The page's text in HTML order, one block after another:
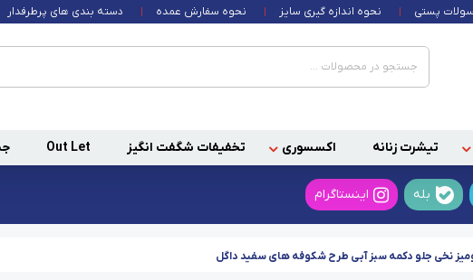
پستی نحوه اندازه گیری سایز نحوه سفارش عمده دسته بندی های پرطرفدار
تیشرت زنانه اکسسوری تخفیفات شگفت انگیز Out Let
بله اینستاگرام
نخی جلو دکمه سبز آبی طرح شکوفه های سفید داگل